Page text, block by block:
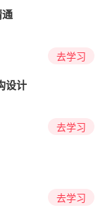
通
去学习
设计
去学习
去学习